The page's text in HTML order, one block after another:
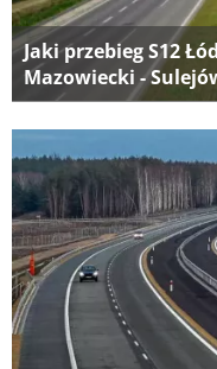
Jaki przebieg S12
Mazowiecki -